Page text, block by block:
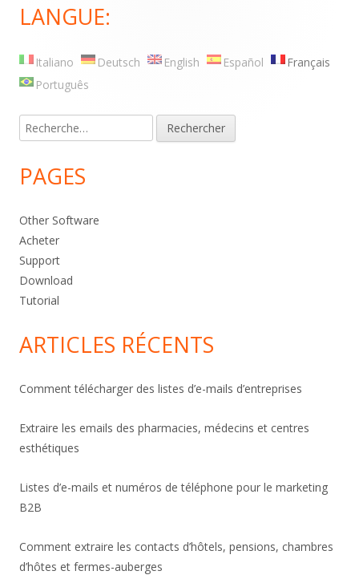
Main
Sidebar
LANGUE:
Italiano Deutsch English Español
Français
Português
Rechercher :
PAGES
Other Software
Acheter
Support
Download
Tutorial
ARTICLES RÉCENTS
Comment télécharger des listes d’e-mails d’entreprises
Extraire les emails des pharmacies, médecins et centres
esthétiques
Listes d’e-mails et numéros de téléphone pour le marketing
B2B
Comment extraire les contacts d’hôtels, pensions, chambres
d’hôtes et fermes-auberges